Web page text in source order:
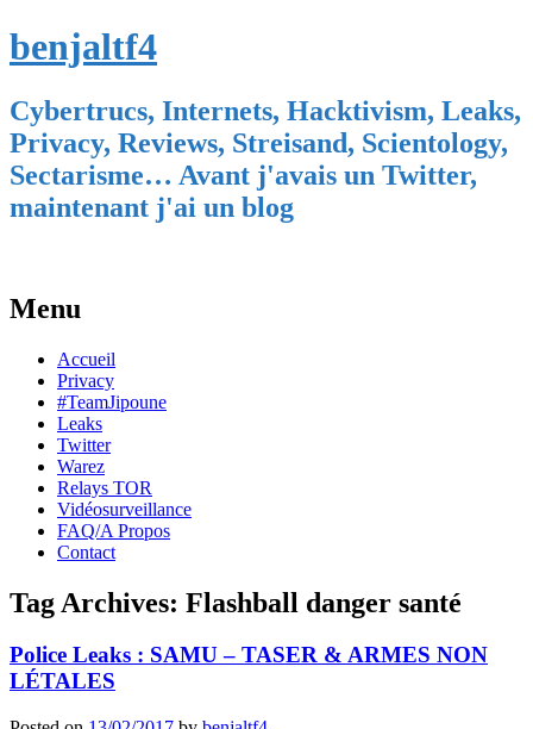
benjaltf4
Cybertrucs, Internets, Hacktivism, Leaks,
Privacy, Reviews, Streisand, Scientology,
Sectarisme… Avant j'avais un Twitter,
maintenant j'ai un blog
Menu
Skip
content
Accueil
Privacy
#TeamJipoune
Leaks
Twitter
Warez
Relays TOR
Vidéosurveillance
FAQ/A Propos
Contact
Tag Archives: Flashball danger santé
Police Leaks : SAMU – TASER & ARMES NON
LÉTALES